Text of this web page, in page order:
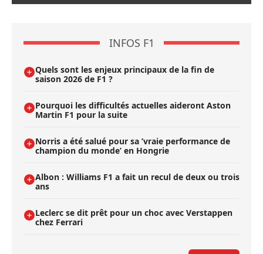
INFOS F1
Quels sont les enjeux principaux de la fin de
saison 2026 de F1 ?
Pourquoi les difficultés actuelles aideront Aston
Martin F1 pour la suite
Norris a été salué pour sa ’vraie performance de
champion du monde’ en Hongrie
Albon : Williams F1 a fait un recul de deux ou trois
ans
Leclerc se dit prêt pour un choc avec Verstappen
chez Ferrari